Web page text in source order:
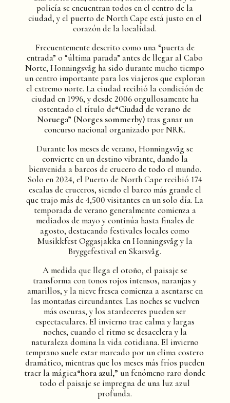
policía se encuentran todos en el centro de la
ciudad, y el puerto de North Cape está justo en el
corazón de la localidad.
Frecuentemente descrito como una “puerta de
entrada” o “última parada” antes de llegar al Cabo
Norte, Honningsvåg ha sido durante mucho tiempo
un centro importante para los viajeros que exploran
el extremo norte. La ciudad recibió la condición de
ciudad en 1996, y desde 2006 orgullosamente ha
ostentado el título de“Ciudad de verano de
Noruega” (Norges sommerby)tras ganar un
concurso nacional organizado por NRK.
Durante los meses de verano, Honningsvåg se
convierte en un destino vibrante, dando la
bienvenida a barcos de crucero de todo el mundo.
Solo en 2024, el Puerto de North Cape recibió 174
escalas de cruceros, siendo el barco más grande el
que trajo más de 4,500 visitantes en un solo día. La
temporada de verano generalmente comienza a
mediados de mayo y continúa hasta finales de
agosto, destacando festivales locales como
Musikkfest Oggasjakka en Honningsvåg y la
Bryggefestival en Skarsvåg.
A medida que llega el otoño, el paisaje se
transforma con tonos rojos intensos, naranjas y
amarillos, y la nieve fresca comienza a asentarse en
las montañas circundantes. Las noches se vuelven
más oscuras, y los atardeceres pueden ser
espectaculares. El invierno trae calma y largas
noches, cuando el ritmo se desacelera y la
naturaleza domina la vida cotidiana. El invierno
temprano suele estar marcado por un clima costero
dramático, mientras que los meses más fríos pueden
traer la mágica“hora azul,” un fenómeno raro donde
todo el paisaje se impregna de una luz azul
profunda.